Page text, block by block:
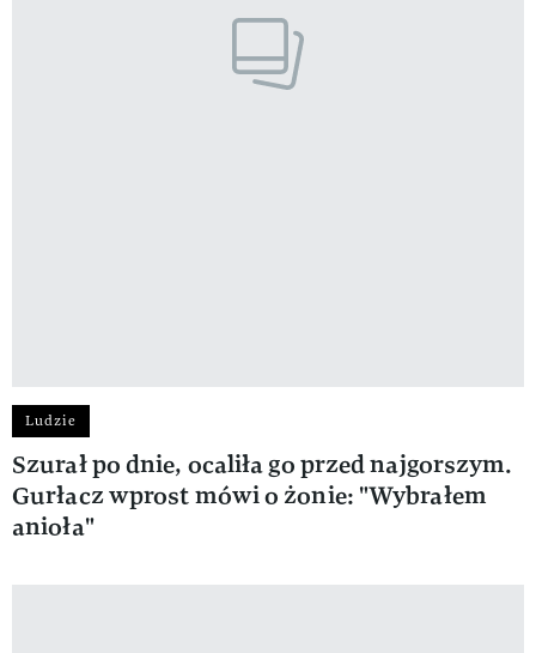
Ludzie
Szurał po dnie, ocaliła go przed najgorszym.
Gurłacz wprost mówi o żonie: "Wybrałem
anioła"